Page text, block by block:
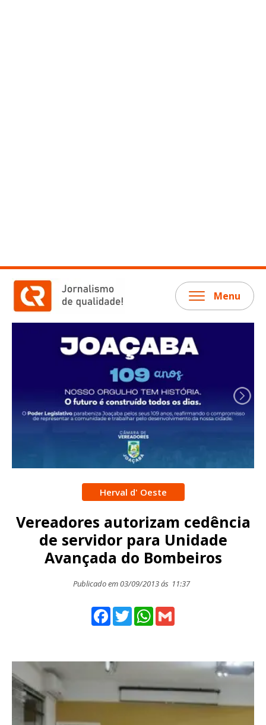
Menu
Herval d' Oeste
Vereadores autorizam cedência
de servidor para Unidade
Avançada do Bombeiros
Publicado em 03/09/2013 ás 11:37
Facebook
TwitterWhatsApp